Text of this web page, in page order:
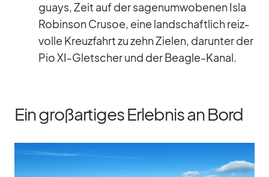
gu­ays, Zeit auf der sa­gen­um­wo­be­nen Isla
Ro­bin­son Cru­soe, eine land­schaft­lich reiz­
volle Kreuz­fahrt zu zehn Zie­len, dar­un­ter der
Pio XI-Glet­scher und der Bea­gle-Ka­nal.
Ein großartiges Erlebnis an Bord